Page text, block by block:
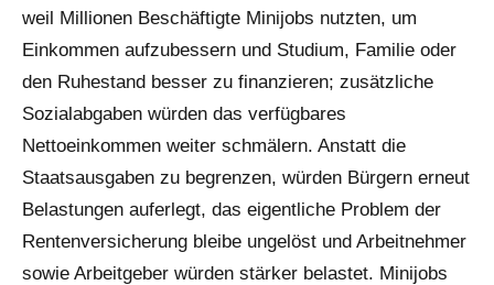
weil Millionen Beschäftigte Minijobs nutzten, um
Einkommen aufzubessern und Studium, Familie oder
den Ruhestand besser zu finanzieren; zusätzliche
Sozialabgaben würden das verfügbares
Nettoeinkommen weiter schmälern. Anstatt die
Staatsausgaben zu begrenzen, würden Bürgern erneut
Belastungen auferlegt, das eigentliche Problem der
Rentenversicherung bleibe ungelöst und Arbeitnehmer
sowie Arbeitgeber würden stärker belastet. Minijobs